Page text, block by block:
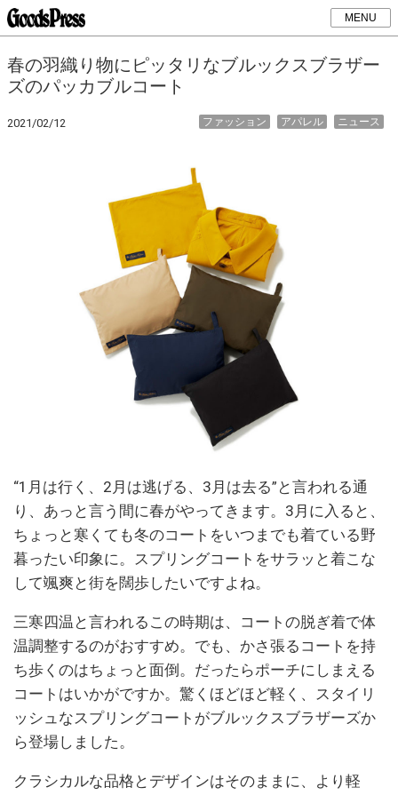
MENU
春の羽織り物にピッタリなブルックスブラザー
ズのパッカブルコート
2021/02/12 ニュース
アパレル
ファッション
“1月は行く、2月は逃げる、3月は去る”と言われる通
り、あっと言う間に春がやってきます。3月に入ると、
ちょっと寒くても冬のコートをいつまでも着ている野
暮ったい印象に。スプリングコートをサラッと着こな
して颯爽と街を闊歩したいですよね。
三寒四温と言われるこの時期は、コートの脱ぎ着で体
温調整するのがおすすめ。でも、かさ張るコートを持
ち歩くのはちょっと面倒。だったらポーチにしまえる
コートはいかがですか。驚くほどほど軽く、スタイリ
ッシュなスプリングコートがブルックスブラザーズか
ら登場しました。
クラシカルな品格とデザインはそのままに、より軽